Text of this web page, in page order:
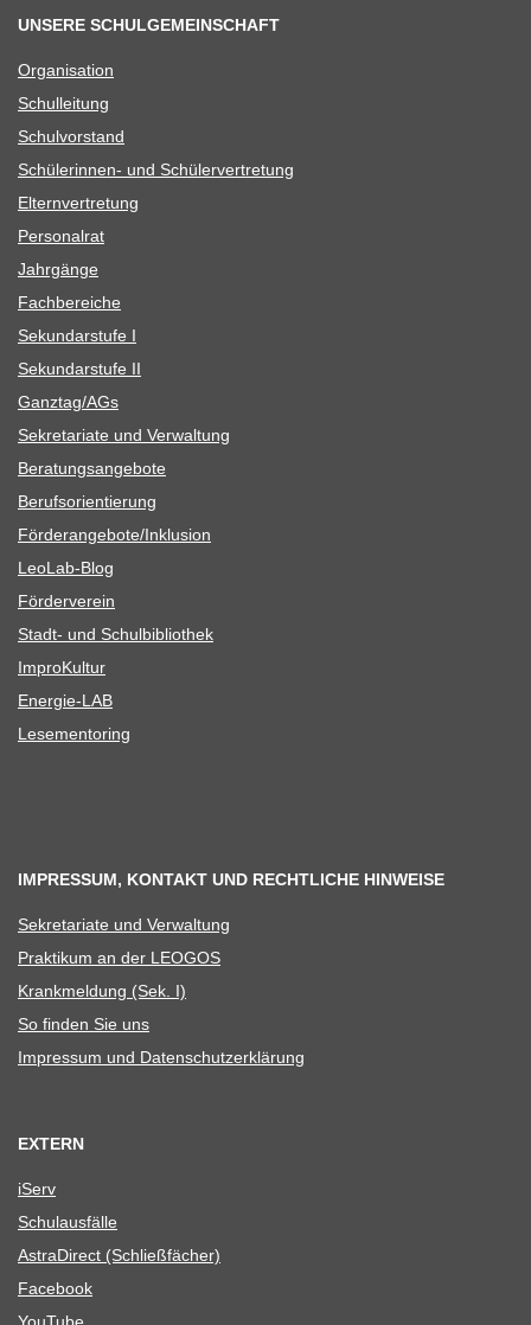
UNSERE SCHULGEMEINSCHAFT
Orga­ni­sa­tion
Schul­lei­tung
Schul­vor­stand
Schü­le­rin­nen- und Schülervertretung
Eltern­ver­tre­tung
Per­so­nal­rat
Jahr­gänge
Fach­be­rei­che
Sekun­dar­stufe I
Sekun­dar­stufe II
Ganztag/​​AGs
Sekre­ta­riate und Verwaltung
Bera­tungs­an­ge­bote
Berufs­ori­en­tie­rung
Förderangebote/​​Inklusion
Leo­Lab-Blog
För­der­ver­ein
Stadt- und Schulbibliothek
Impro­Kul­tur
Ener­­gie-LAB
Lese­men­to­ring
IMPRESSUM, KONTAKT UND RECHTLICHE HINWEISE
Sekre­ta­riate und Verwaltung
Prak­ti­kum an der LEOGOS
Krank­mel­dung (Sek. I)
So fin­den Sie uns
Impres­sum und Datenschutzerklärung
EXTERN
iServ
Schul­aus­fälle
Astra­Di­rect (Schließ­fä­cher)
Face­book
You­Tube